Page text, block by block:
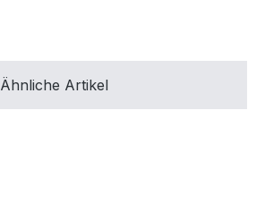
Ähnliche Artikel